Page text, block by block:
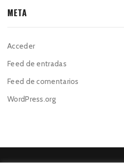
META
Acceder
Feed de entradas
Feed de comentarios
WordPress.org